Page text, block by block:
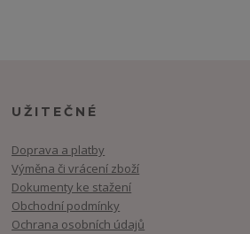
UŽITEČNÉ
Doprava a platby
Výměna či vrácení zboží
Dokumenty ke stažení
Obchodní podmínky
Ochrana osobních údajů